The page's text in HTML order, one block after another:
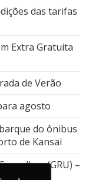
das tarifas
Extra Gratuita
de Verão
agosto
do ônibus
de Kansai
(GRU) –